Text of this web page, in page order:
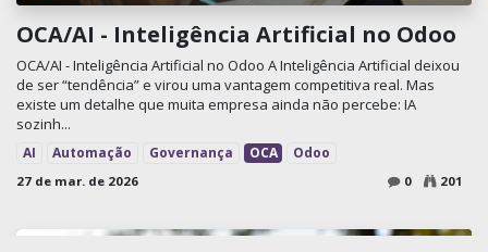
OCA/AI - Inteligência Artificial no Odoo
OCA/AI - Inteligência Artificial no Odoo A Inteligência Artificial deixou
de ser “tendência” e virou uma vantagem competitiva real. Mas
existe um detalhe que muita empresa ainda não percebe: IA
sozinh...
AI Automação Governança OCA Odoo
27 de mar. de 2026 0 201